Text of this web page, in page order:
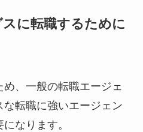
に転職するために
め、一般の転職エージェ
転職に強いエージェン
なります。